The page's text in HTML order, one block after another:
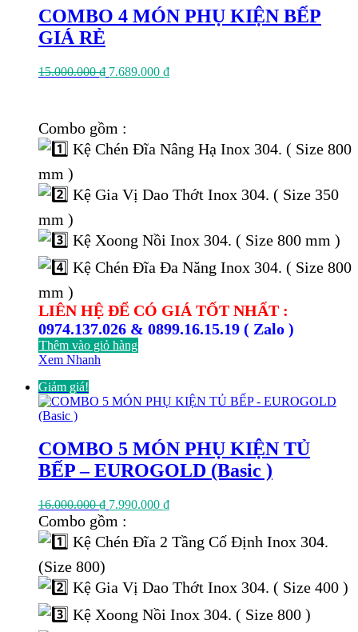
COMBO 4 MÓN PHỤ KIỆN BẾP
GIÁ RẺ
15.000.000₫ Giá
7.689.000 ₫Giá
Combo gồm :
Kệ Chén Đĩa Nâng Hạ Inox 304. ( Size 800
mm )
Kệ Gia Vị Dao Thớt Inox 304. ( Size 350
mm )
Kệ Xoong Nồi Inox 304. ( Size 800 mm )
Kệ Chén Đĩa Đa Năng Inox 304. ( Size 800
mm )
LIÊN HỆ ĐỂ CÓ GIÁ TỐT NHẤT :
0974.137.026 & 0899.16.15.19 ( Zalo )
Thêm vào giỏ hàng
Xem Nhanh
Giảm giá!
COMBO 5 MÓN PHỤ KIỆN TỦ
BẾP – EUROGOLD (Basic )
16.000.000₫ Giá
gốc
16.000.000 ₫.
7.990.000 ₫Giá
là:
Combo gồm :
Kệ Chén Đĩa 2 Tầng Cố Định Inox 304.
(Size 800)
Kệ Gia Vị Dao Thớt Inox 304. ( Size 400 )
Kệ Xoong Nồi Inox 304. ( Size 800 )